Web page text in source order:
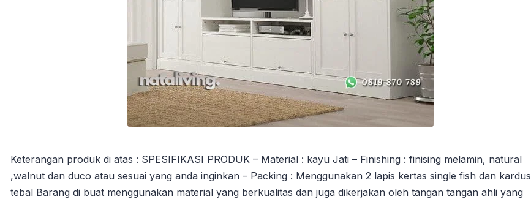
Keterangan produk di atas : SPESIFIKASI PRODUK – Material : kayu Jati – Finishing : finising melamin, natural
,walnut dan duco atau sesuai yang anda inginkan – Packing : Menggunakan 2 lapis kertas single fish dan kardus
tebal Barang di buat menggunakan material yang berkualitas dan juga dikerjakan oleh tangan tangan ahli yang